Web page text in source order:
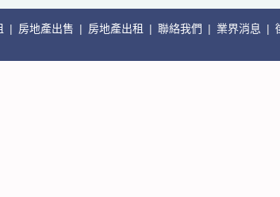
| 房地產出售 | 房地產出租 | 聯絡我們 | 業界消息 |